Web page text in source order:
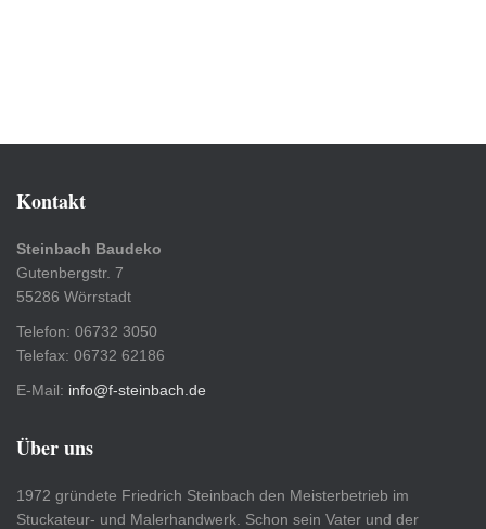
Kontakt
Steinbach Baudeko
Gutenbergstr. 7
55286 Wörrstadt
Telefon: 06732 3050
Telefax: 06732 62186
E-Mail: info@f-steinbach.de
Über uns
1972 gründete Friedrich Steinbach den Meisterbetrieb im
Stuckateur- und Malerhandwerk. Schon sein Vater und der